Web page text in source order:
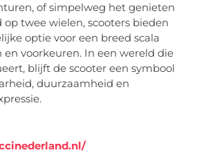
of simpelweg het genieten
op twee wielen, scooters bieden
optie voor een breed scala
en voorkeuren. In een wereld die
blijft de scooter een symbool
duurzaamheid en